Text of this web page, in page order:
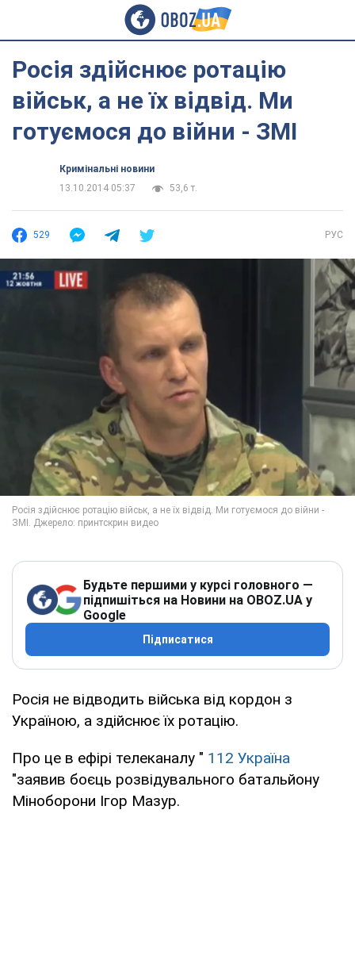
Росія здійснює ротацію
військ, а не їх відвід. Ми
готуємося до війни - ЗМІ
Кримінальні новини
13.10.2014 05:37
53,6 т.
529 РУС
Будьте першими у курсі головного —
підпишіться на Новини на OBOZ.UA у
Google
Підписатися
Росія не відводить війська від кордон з
Україною, а здійснює їх ротацію.
Про це в ефірі телеканалу " 112 Україна
"заявив боєць розвідувального батальйону
Міноборони Ігор Мазур.